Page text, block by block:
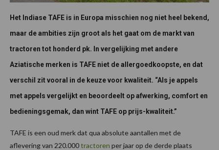
Het Indiase TAFE is in Europa misschien nog niet heel bekend,
maar de ambities zijn groot als het gaat om de markt van
tractoren tot honderd pk. In vergelijking met andere
Aziatische merken is TAFE niet de allergoedkoopste, en dat
verschil zit vooral in de keuze voor kwaliteit. “Als je appels
met appels vergelijkt en beoordeelt op afwerking, comfort en
bedieningsgemak, dan wint TAFE op prijs-kwaliteit.”
TAFE is een oud merk dat qua absolute aantallen met de
aflevering van 220.000tractoren per jaar op de derde plaats